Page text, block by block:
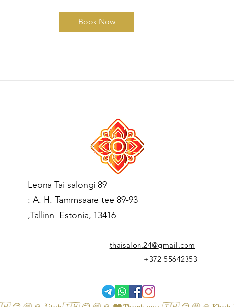
Book Now
Leona Tai salongi 89
: A. H. Tammsaare tee 89-93
,Tallinn Estonia, 13416
thaisalon.24@gmail.com
+372 55642353